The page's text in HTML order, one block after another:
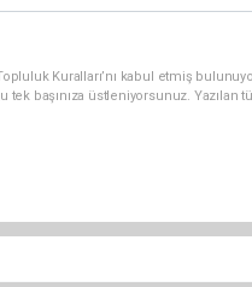
Kuralları’nı kabul etmiş
tek başınıza üstleniyorsunuz.